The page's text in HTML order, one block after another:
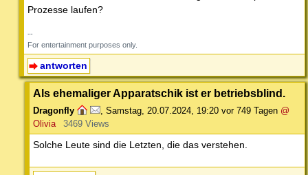
Prozesse laufen?
--
For entertainment purposes only.
antworten
Als ehemaliger Apparatschik ist er betriebsblind.
Dragonfly Samstag, 20.07.2024, 19:20 vor 749 Tagen @
Olivia
3469 Views
Solche Leute sind die Letzten, die das verstehen.